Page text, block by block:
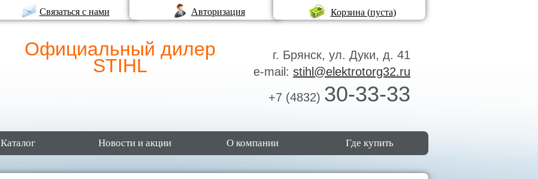
Связаться с нами Авторизация Корзина (пуста)
Официальный дилер
STIHL
г. Брянск, ул. Дуки, д. 41
e-mail: stihl@elektrotorg32.ru
+7 (4832) 30-33-33
Каталог Новости и акции О компании Где купить